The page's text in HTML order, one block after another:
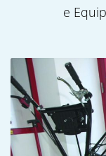
e